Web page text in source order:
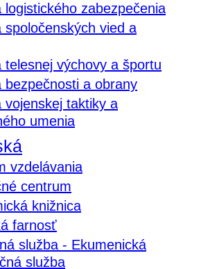
logistického zabezpečenia
spoločenských vied a
telesnej výchovy a športu
bezpečnosti a obrany
vojenskej taktiky a
umenia
vzdelávania
centrum
knižnica
farnosť
služba - Ekumenická
služba